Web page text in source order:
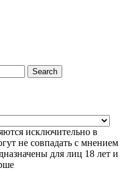
Search
исключительно в
не совпадать с мнением
для лиц 18 лет и